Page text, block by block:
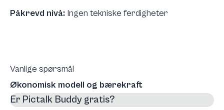
Påkrevd nivå: Ingen tekniske ferdigheter
Vanlige spørsmål
Økonomisk modell og bærekraft
Er Pictalk Buddy gratis?